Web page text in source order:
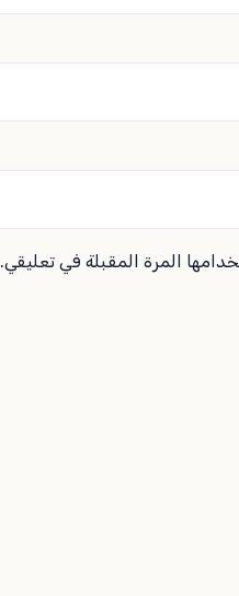
المرة المقبلة في تعليقي.